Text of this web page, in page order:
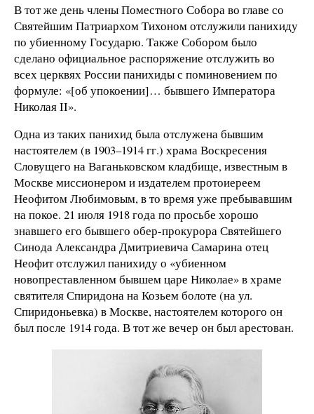
В тот же день члены Поместного Собора во главе со
Святейшим Патриархом Тихоном отслужили панихиду
по убиенному Государю. Также Собором было
сделано официальное распоряжение отслужить во
всех церквях России панихиды с поминовением по
формуле: «[об упокоении]… бывшего Императора
Николая II».
Одна из таких панихид была отслужена бывшим
настоятелем (в 1903–1914 гг.) храма Воскресения
Словущего на Ваганьковском кладбище, известным в
Москве миссионером и издателем протоиереем
Неофитом Любимовым, в то время уже пребывавшим
на покое. 21 июля 1918 года по просьбе хорошо
знавшего его бывшего обер-прокурора Святейшего
Синода Александра Дмитриевича Самарина отец
Неофит отслужил панихиду о «убиенном
новопреставленном бывшем царе Николае» в храме
святителя Спиридона на Козьем болоте (на ул.
Спиридоньевка) в Москве, настоятелем которого он
был после 1914 года. В тот же вечер он был арестован.